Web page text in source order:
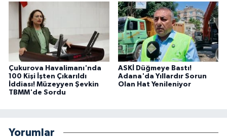
Çukurova Havalimanı'nda
100 Kişi İşten Çıkarıldı
İddiası! Müzeyyen Şevkin
TBMM'de Sordu
ASKİ Düğmeye Bastı!
Adana'da Yıllardır Sorun
Olan Hat Yenileniyor
Yorumlar